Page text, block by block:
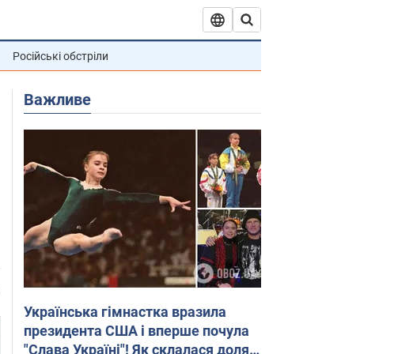
Російські обстріли
Важливе
Українська гімнастка вразила
президента США і вперше почула
"Слава Україні"! Як склалася доля